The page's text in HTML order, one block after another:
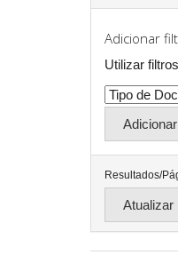
Adicionar
Utilizar
Resultados/